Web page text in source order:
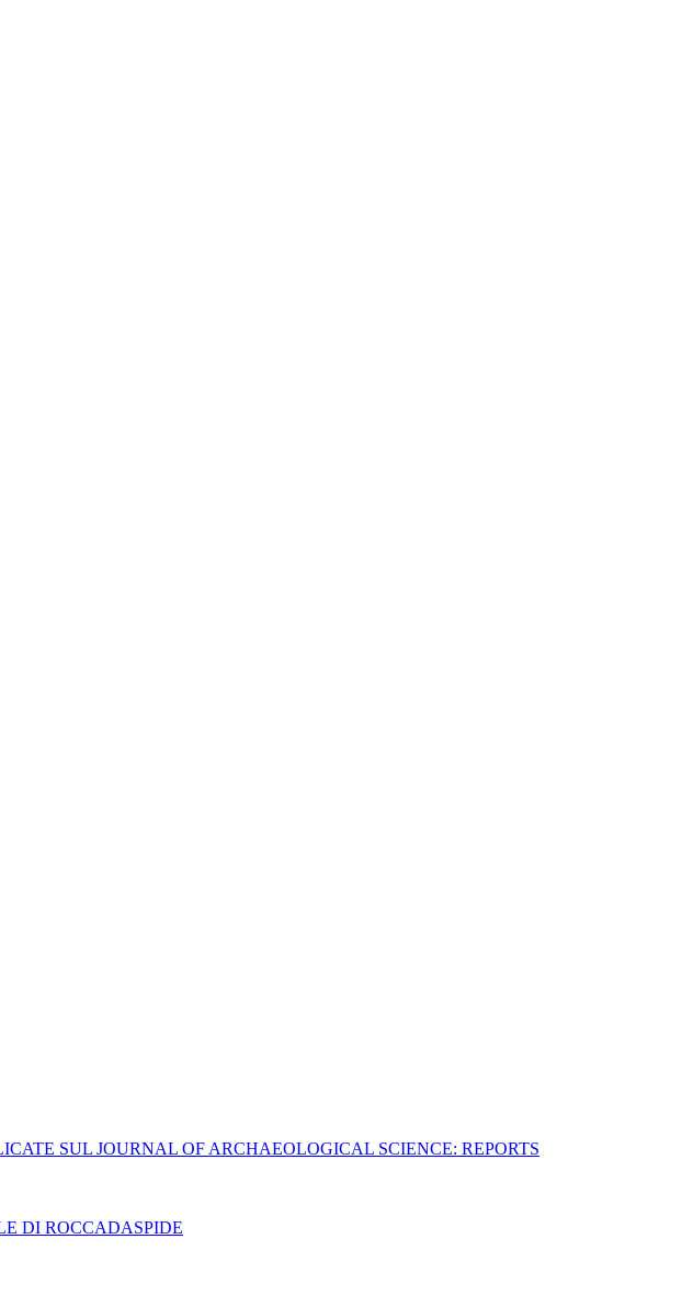
SUL JOURNAL OF ARCHAEOLOGICAL SCIENCE: REPORTS
DI ROCCADASPIDE